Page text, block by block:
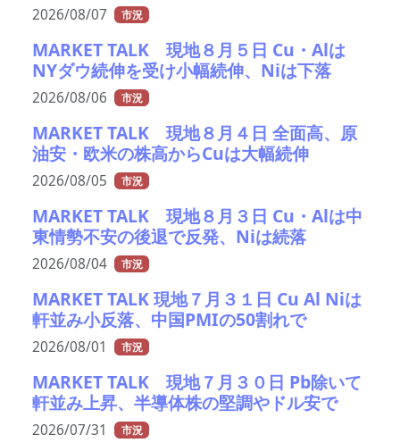
2026/08/07 市況
MARKET TALK 現地８月５日 Cu・Alは
NYダウ続伸を受け小幅続伸、Niは下落
2026/08/06 市況
MARKET TALK 現地８月４日 全面高、原
油安・欧米の株高からCuは大幅続伸
2026/08/05 市況
MARKET TALK 現地８月３日 Cu・Alは中
東情勢不安の後退で反発、Niは続落
2026/08/04 市況
MARKET TALK 現地７月３１日 Cu Al Niは
軒並み小反落、中国PMIの50割れで
2026/08/01 市況
MARKET TALK 現地７月３０日 Pb除いて
軒並み上昇、半導体株の堅調やドル安で
2026/07/31 市況